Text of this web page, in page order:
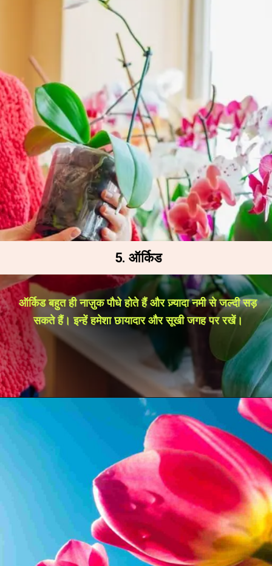
ऑर्किड बहुत ही नाज़ुक पौधे होते हैं और ज़्यादा नमी से जल्दी सड़
सकते हैं। इन्हें हमेशा छायादार और सूखी जगह पर रखें।
5. ऑर्किड